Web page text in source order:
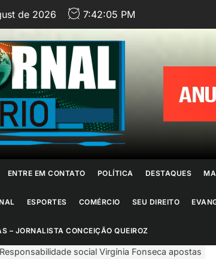
de 2026 7:42:07 PM
Jornal
do
Rio
de
Janeiro
ENTRE EM CONTATO POLÍTICA DESTAQUES
ESPORTES COMÉRCIO SEU DIREITO
– JORNALISTA CONCEIÇÃO QUEIROZ
Responsabilidade social Virgínia Fonseca apostas